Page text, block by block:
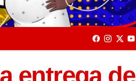
entrega de